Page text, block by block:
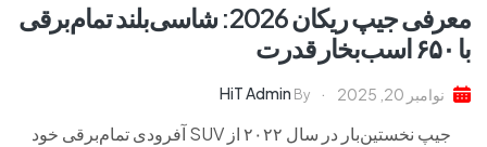
معرفی جیپ ریکان 2026: شاسی‌بلند تمام‌برقی
با ۶۵۰ اسب‌بخار قدرت
نوامبر 20, 2025 By
HiT Admin
جیپ نخستین‌بار در سال ۲۰۲۲ از SUV آفرودی تمام‌برقی خود